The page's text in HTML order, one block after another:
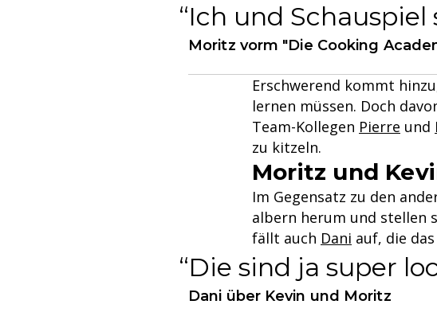
Ich und
Moritz vorm "Die Cooking
Erschwerend kommt
lernen müssen. Doch
Team-Kollegen Pierre und
zu kitzeln.
Moritz und
Im Gegensatz zu den
albern herum und stellen
fällt auch Dani auf, die
Die sind ja super
Dani über Kevin und Moritz